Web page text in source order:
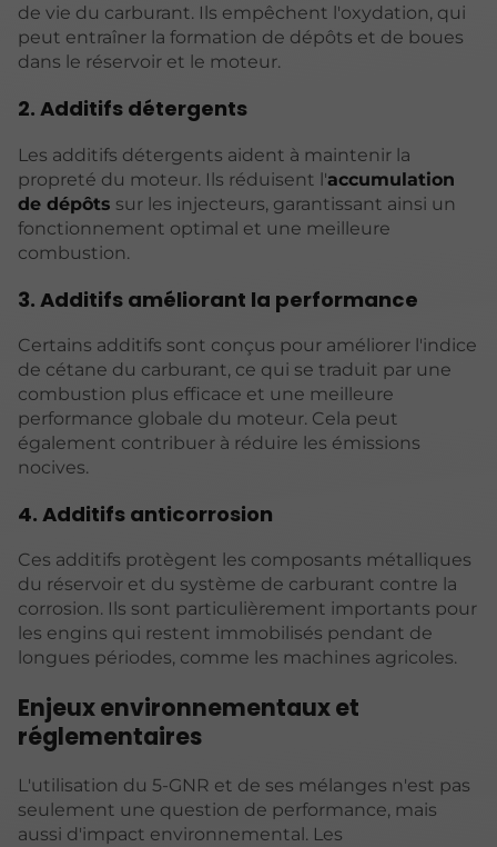
de vie du carburant. Ils empêchent l'oxydation, qui
peut entraîner la formation de dépôts et de boues
dans le réservoir et le moteur.
2. Additifs détergents
Les additifs détergents aident à maintenir la
propreté du moteur. Ils réduisent l'accumulation
de dépôts sur les injecteurs, garantissant ainsi un
fonctionnement optimal et une meilleure
combustion.
3. Additifs améliorant la performance
Certains additifs sont conçus pour améliorer l'indice
de cétane du carburant, ce qui se traduit par une
combustion plus efficace et une meilleure
performance globale du moteur. Cela peut
également contribuer à réduire les émissions
nocives.
4. Additifs anticorrosion
Ces additifs protègent les composants métalliques
du réservoir et du système de carburant contre la
corrosion. Ils sont particulièrement importants pour
les engins qui restent immobilisés pendant de
longues périodes, comme les machines agricoles.
Enjeux environnementaux et
réglementaires
L'utilisation du 5-GNR et de ses mélanges n'est pas
seulement une question de performance, mais
aussi d'impact environnemental. Les